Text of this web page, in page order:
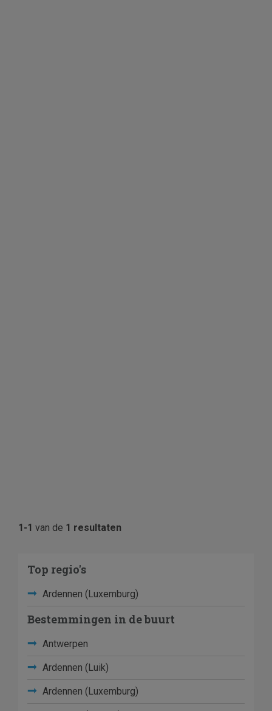
1-1 van de 1 resultaten
Top regio's
Ardennen (Luxemburg)
Bestemmingen in de buurt
Antwerpen
Ardennen (Luik)
Ardennen (Luxemburg)